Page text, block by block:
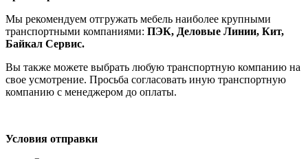
Мы рекомендуем отгружать мебель наиболее крупными
транспортными компаниями: ПЭК, Деловые Линии, Кит,
Байкал Сервис.
Вы также можете выбрать любую транспортную компанию на
свое усмотрение. Просьба согласовать иную транспортную
компанию с менеджером до оплаты.
Условия отправки